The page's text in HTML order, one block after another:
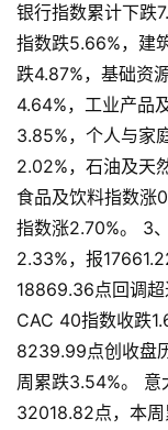
首
页
快
讯
公
司
银行指数累计下跌
指数跌5.66%，建
跌4.87%，基础资
4.64%，工业产品
3.85%，个人与家
2.02%，石油及天
食品及饮料指数涨
指数涨2.70%。 3
2.33%，报
18869.36点回调超
CAC 40指数收跌
8239.99点创收盘
周累跌3.54%。 意
32018.82点，本